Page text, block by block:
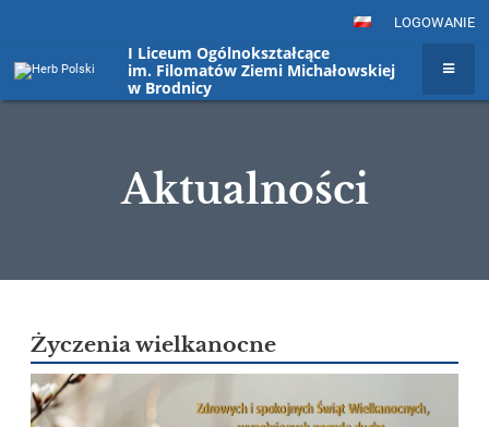
LOGOWANIE
I Liceum Ogólnokształcące
im. Filomatów Ziemi Michałowskiej
w Brodnicy
Aktualności
Życzenia wielkanocne